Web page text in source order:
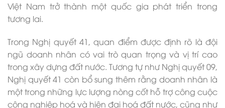
Việt Nam trở thành một quốc gia phát triển trong
tương lai.
Trong Nghị quyết 41, quan điểm được định rõ là đội
ngũ doanh nhân có vai trò quan trọng và vị trí cao
trong xây dựng đất nước. Tương tự như Nghị quyết 09,
Nghị quyết 41 còn bổ sung thêm rằng doanh nhân là
một trong những lực lượng nòng cốt hỗ trợ công cuộc
công nghiệp hoá và hiện đại hoá đất nước, cũng như